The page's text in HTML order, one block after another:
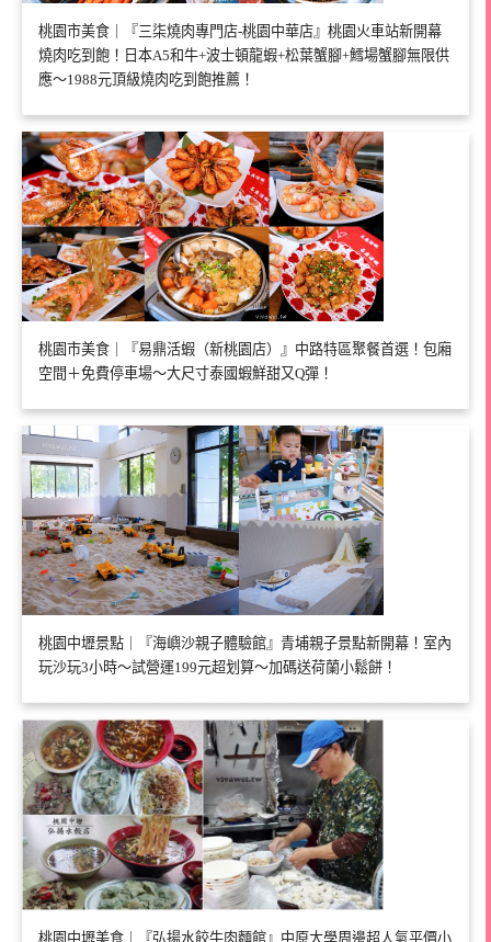
桃園市美食｜『三柒燒肉專門店-桃園中華店』桃園火車站新開幕
燒肉吃到飽！日本A5和牛+波士頓龍蝦+松葉蟹腳+鱈場蟹腳無限供
應～1988元頂級燒肉吃到飽推薦！
桃園市美食｜『易鼎活蝦（新桃園店）』中路特區聚餐首選！包廂
空間＋免費停車場～大尺寸泰國蝦鮮甜又Q彈！
桃園中壢景點｜『海嶼沙親子體驗館』青埔親子景點新開幕！室內
玩沙玩3小時～試營運199元超划算～加碼送荷蘭小鬆餅！
桃園中壢美食｜『弘揚水餃牛肉麵館』中原大學周邊超人氣平價小